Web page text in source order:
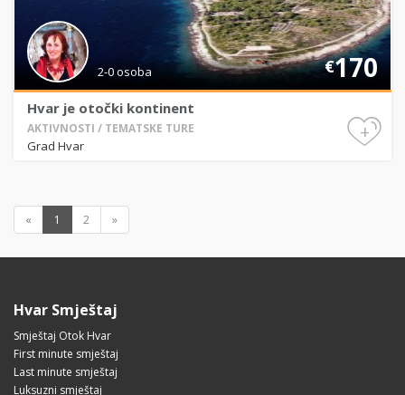
2-0 osoba €170
Hvar je otočki kontinent
AKTIVNOSTI / TEMATSKE TURE
Grad Hvar
+
« 1 2 »
Hvar Smještaj
Smještaj Otok Hvar
First minute smještaj
Last minute smještaj
Luksuzni smještaj